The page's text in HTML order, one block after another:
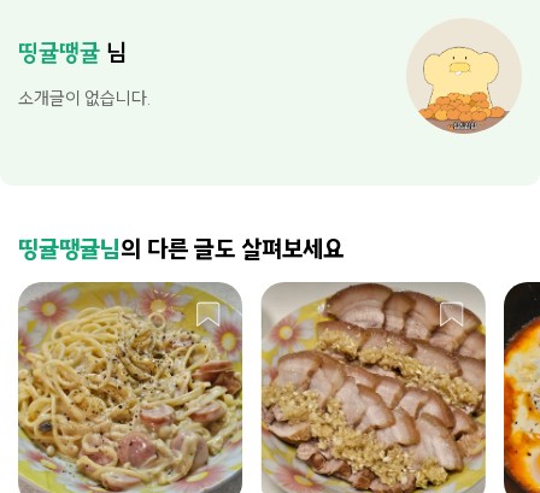
띵귤땡귤 님
소개글이 없습니다.
띵귤땡귤님의 다른 글도 살펴보세요